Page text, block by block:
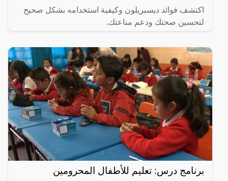
اكتشف فوائد ديسبريلون وكيفية استخدامه بشكل صحيح
لتحسين صحتك ودعم مناعتك.
برنامج درس: تعليم للأطفال المحرومين